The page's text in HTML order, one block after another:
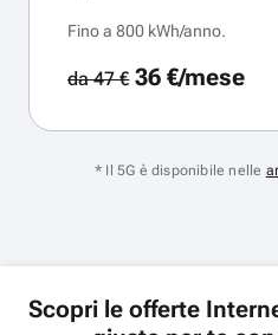
Fino a 800 kWh/anno.
da 47 €36 €/mese
* Il 5G è disponibile nelle
Scopri le offerte